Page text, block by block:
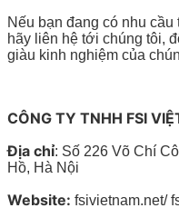
Nếu bạn đang có nhu cầu
hãy liên hệ tới chúng tôi,
giàu kinh nghiệm của
CÔNG TY TNHH FSI
Địa chỉ: Số 226 Võ Chí
Hồ, Hà Nội
Website: fsivietnam.net/